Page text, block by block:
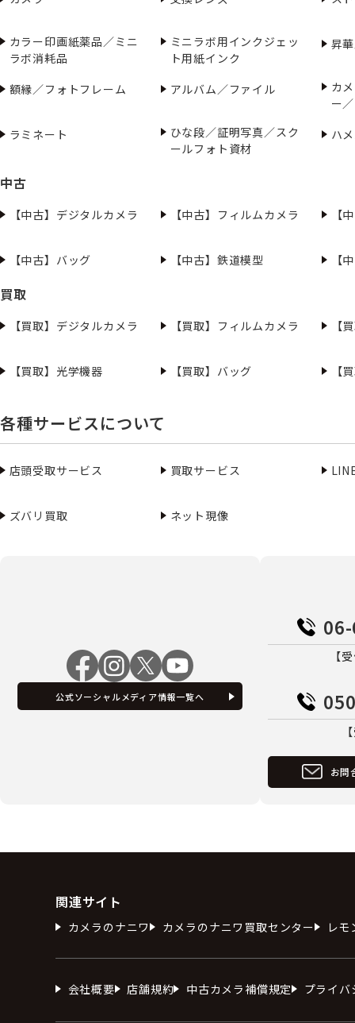
カラー印画紙薬品／ミニ
ラボ消耗品
ミニラボ用インクジェッ
ト用紙インク
昇
額縁／フォトフレーム アルバム／ファイル
カ
ー
ラミネート
ひな段／証明写真／スク
ールフォト資材
ハ
中古
【中古】デジタルカメラ 【中古】フィルムカメラ 【
【中古】バッグ 【中古】鉄道模型 【
買取
【買取】デジタルカメラ 【買取】フィルムカメラ 【
【買取】光学機器 【買取】バッグ 【
各種サービスについて
店頭受取サービス 買取サービス
ズバリ買取 ネット現像
公式ソーシャルメディア情報一覧へ
【
お問
関連サイト
カメラのナニワ カメラのナニワ買取センター レモ
会社概要 店舗規約 中古カメラ補償規定 プライ